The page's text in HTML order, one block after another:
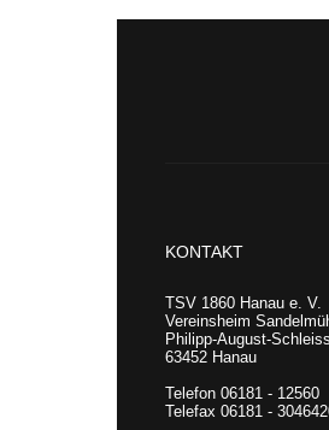
KONTAKT
TSV 1860 Hanau e. V.
Vereinsheim
Philipp-August-
63452 Hanau
Telefon 06181 - 12560
Telefax 06181 -